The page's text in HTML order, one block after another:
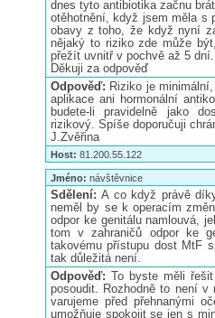
dnes tyto antibiotika začnu
otěhotnění, když jsem měla s
obavy z toho, že když nyní
nějaký to riziko zde může
přežít uvnitř v pochvě až 5 dní.
Děkuji za odpověď
Odpověď: Riziko je
aplikace ani hormonální
budete-li pravidelně jako
rizikový. Spíše doporučuji
J.Zvěřina
Host: 81.200.55.122
Jméno: návštěvnice
Sdělení:A co když právě
neměl by se k operacím
odpor ke genitálu namlouvá,
tom v zahraničů odpor ke
takovému přístupu dost MtF
tak důležitá není.
Odpověď:
To byste měli
posoudit. Rozhodně to není
varujeme před přehnanými
umožňuje spokojit se jen s